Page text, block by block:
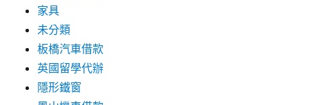
家具
未分類
板橋汽車借款
英國留學代辦
隱形鐵窗